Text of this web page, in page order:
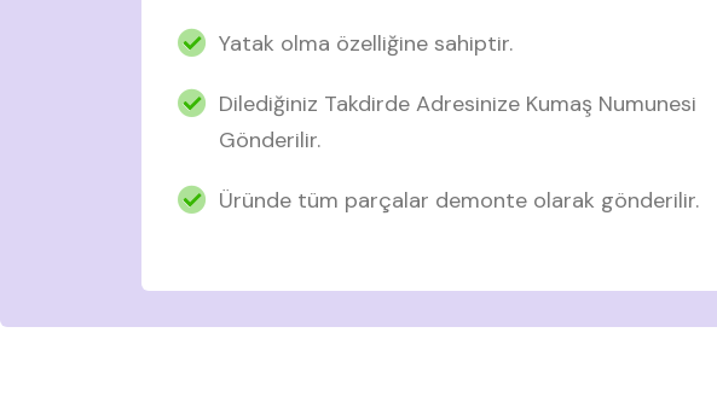
Yatak olma özelliğine sahiptir.
Dilediğiniz Takdirde Adresinize Kumaş Numunesi
Gönderilir.
Üründe tüm parçalar demonte olarak gönderilir.